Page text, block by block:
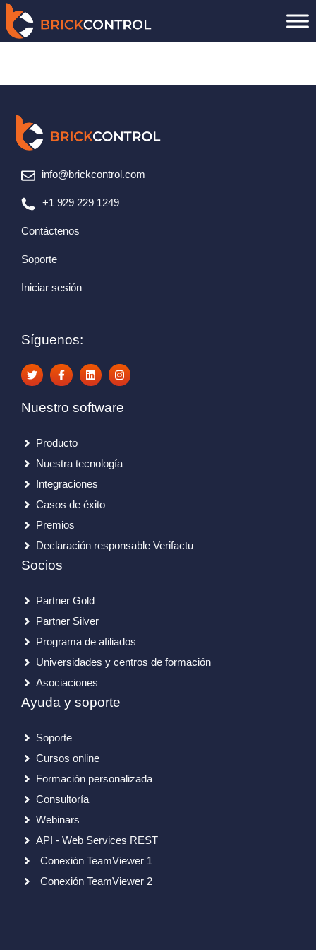
Saltar
al
info@brickcontrol.com
+1 929 229 1249
Contáctenos
Soporte
Iniciar sesión
Síguenos:
Nuestro software
Producto
Nuestra tecnología
Integraciones
Casos de éxito
Premios
Declaración responsable Verifactu
Socios
Partner Gold
Partner Silver
Programa de afiliados
Universidades y centros de formación
Asociaciones
Ayuda y soporte
Soporte
Cursos online
Formación personalizada
Consultoría
Webinars
API - Web Services REST
Conexión TeamViewer 1
Conexión TeamViewer 2